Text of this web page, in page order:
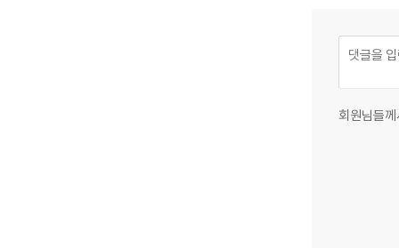
회원님들